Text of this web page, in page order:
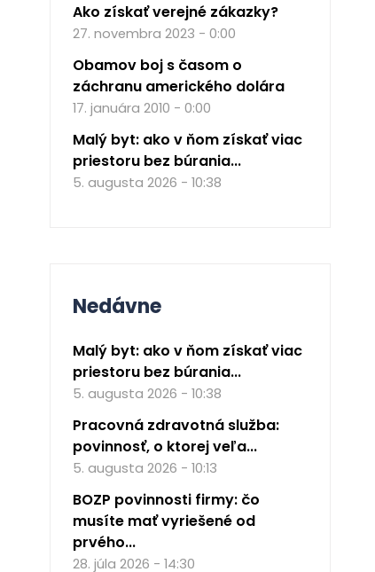
Ako získať verejné zákazky?
27. novembra 2023 - 0:00
Obamov boj s časom o
záchranu amerického dolára
17. januára 2010 - 0:00
Malý byt: ako v ňom získať viac
priestoru bez búrania...
5. augusta 2026 - 10:38
Nedávne
Malý byt: ako v ňom získať viac
priestoru bez búrania...
5. augusta 2026 - 10:38
Pracovná zdravotná služba:
povinnosť, o ktorej veľa...
5. augusta 2026 - 10:13
BOZP povinnosti firmy: čo
musíte mať vyriešené od
prvého...
28. júla 2026 - 14:30